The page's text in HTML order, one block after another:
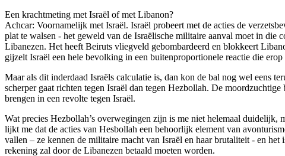
Een krachtmeting met Israël of met Libanon?
Achcar: Voornamelijk met Israël. Israël probeert met de acties de
plat te walsen - het geweld van de Israëlische militaire aanval moet in die
Libanezen. Het heeft Beiruts vliegveld gebombardeerd en blokkeert
gijzelt Israël een hele bevolking in een buitenproportionele reactie die
Maar als dit inderdaad Israëls calculatie is, dan kon de bal nog wel eens
scherper gaat richten tegen Israël dan tegen Hezbollah. De
brengen in een revolte tegen Israël.
Wat precies Hezbollah’s overwegingen zijn is me niet helemaal duidelijk,
lijkt me dat de acties van Hesbollah een behoorlijk element van
vallen – ze kennen de militaire macht van Israël en haar brutaliteit - en
rekening zal door de Libanezen betaald moeten worden.